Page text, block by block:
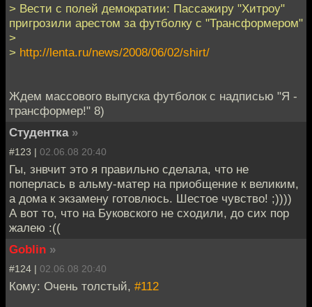
> Вести с полей демократии: Пассажиру "Хитроу"
пригрозили арестом за футболку с "Трансформером"
>
> http://lenta.ru/news/2008/06/02/shirt/
Ждем массового выпуска футболок с надписью "Я -
трансформер!" 8)
Студентка »
#123 | 02.06.08 20:40
Гы, знвчит это я правильно сделала, что не
поперлась в альму-матер на приобщение к великим,
а дома к экзамену готовлюсь. Шестое чувство! ;))))
А вот то, что на Буковского не сходили, до сих пор
жалею :((
Goblin »
#124 | 02.06.08 20:40
Кому: Очень толстый, #112